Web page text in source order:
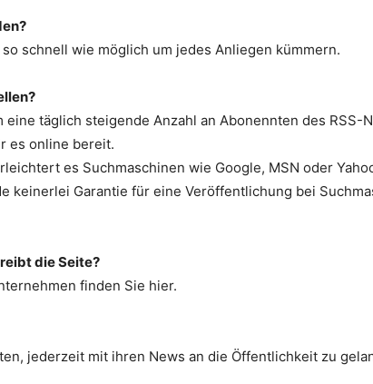
schnell wie möglich um jedes Anliegen kümmern.
täglich steigende Anzahl an Abonennten des RSS-
es online bereit.
es Suchmaschinen wie Google, MSN oder
keinerlei Garantie für eine Veröffentlichung bei
die Seite?
finden Sie hier.
jederzeit mit ihren News an die Öffentlichkeit zu